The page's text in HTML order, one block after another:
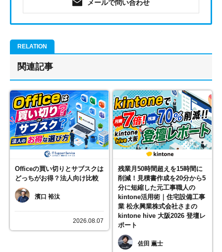
メールで問い合わせ
関連記事
Officeの買い切りとサブスクは
どっちがお得？法人向け比較
濱口 裕汰
2026.08.07
残業月50時間超えを15時間に
削減！見積書作成を20分から5
分に短縮した元工事職人の
kintone活用術｜住宅設備工事
業 松永興業株式会社さまの
kintone hive 大阪2026 登壇レ
ポート
佐田 薫士